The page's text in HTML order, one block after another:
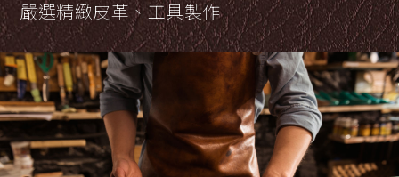
鞋展資訊 EXHIBITION
最新公告 NEWS
友站連結 USEFUL LINK
聯絡我們 CONTACT US
嚴選精緻皮革、工具製作
臺南皮革堅持手工手縫完成製作皮件